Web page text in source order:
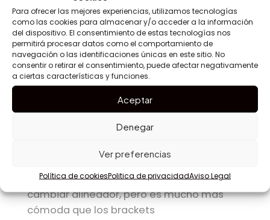
Para ofrecer las mejores experiencias, utilizamos tecnologías
como las cookies para almacenar y/o acceder a la información
del dispositivo. El consentimiento de estas tecnologías nos
permitirá procesar datos como el comportamiento de
navegación o las identificaciones únicas en este sitio. No
consentir o retirar el consentimiento, puede afectar negativamente
a ciertas características y funciones.
Aceptar
Denegar
Ver preferencias
Política de cookiesPolitica de privacidadAviso Legal
(12–24 meses)
Indicada para Adultos/adolescentes
Preguntas frecuentes sobre
Ortodoncia Invisible
¿Duele la ortodoncia invisible?
Puedes sentir ligera presión al iniciar o
cambiar alineador, pero es mucho más
cómoda que los brackets